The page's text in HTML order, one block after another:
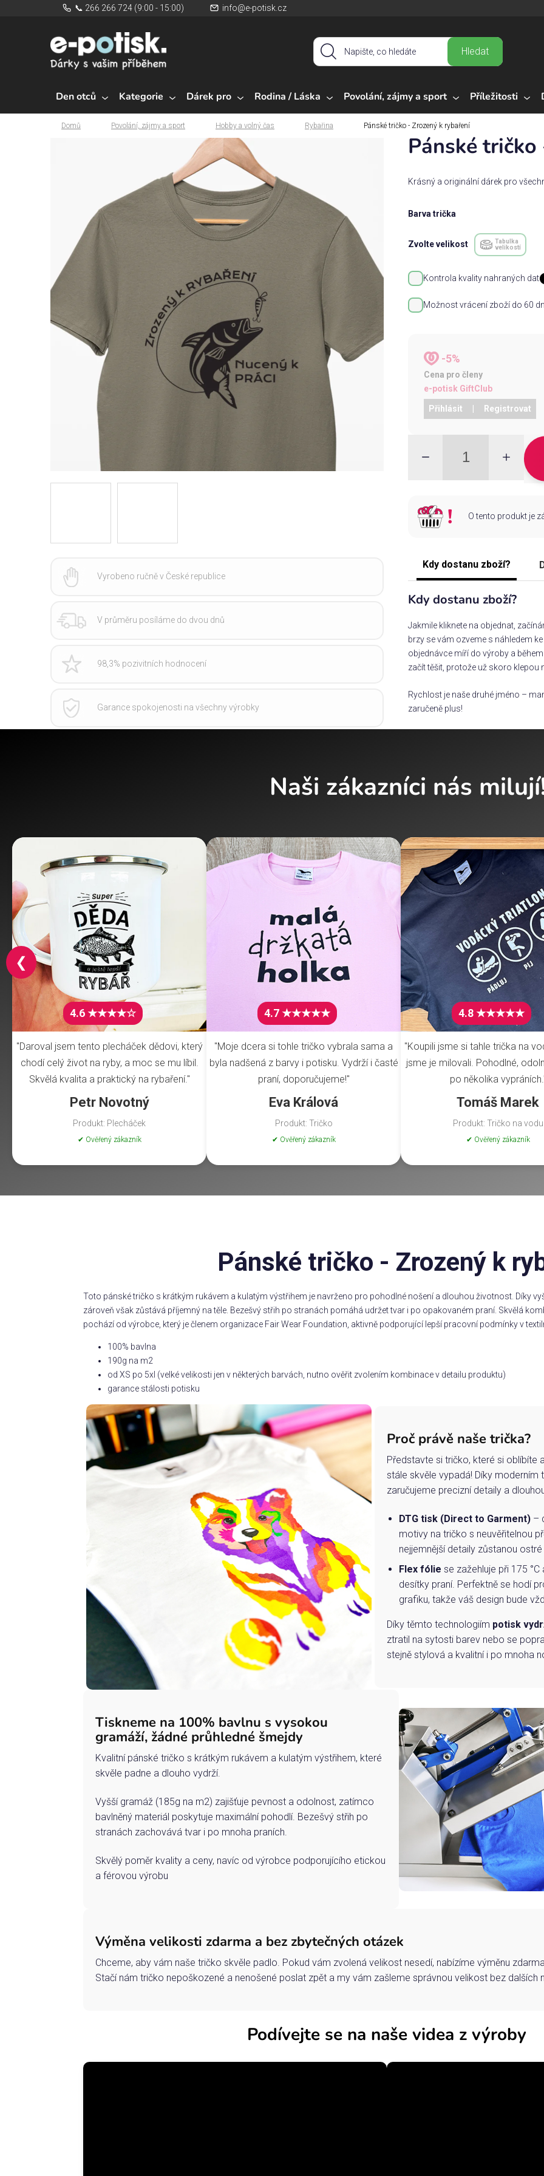
📞 266 266 724 (9:00 - 15:00) info@e-potisk.cz
Hledat
Den otců Kategorie Dárek pro Rodina / Láska Povolání, zájmy a sport Příležitosti
Domů
Domů Povolání, zájmy a sport Hobby a volný čas Rybařina Pánské tričko - Zrozený k rybaření
Pánské
Krásný a originální dárek pro
Barva trička
Zvolte velikost
Tabulka
velikostí
Kontrola kvality nahraných dat
Možnost vrácení zboží do 60
-5%
Cena pro členy
e-potisk GiftClub
Přihlásit Registrovat
O tento produkt je
Kdy dostanu zboží?
Kdy dostanu zboží?
Jakmile kliknete na objednat,
brzy se vám ozveme s náhledem
objednávce míří do výroby a
začít těšit, protože už skoro klepou
Rychlost je naše druhé jméno –
zaručeně plus!
Vyrobeno ručně v České republice
V průměru posíláme do dvou dnů
98,3% pozivitních hodnocení
Garance spokojenosti na všechny výrobky
Naši zákazníci nás
4.6 ★★★★☆
"Daroval jsem tento plecháček dědovi, který
chodí celý život na ryby, a moc se mu líbil.
Skvělá kvalita a praktický na rybaření."
Petr Novotný
Produkt: Plecháček
✔ Ověřený zákazník
4.7 ★★★★★
"Moje dcera si tohle tričko vybrala sama a
byla nadšená z barvy i potisku. Vydrží i časté
praní, doporučujeme!"
Eva Králová
Produkt: Tričko
✔ Ověřený zákazník
4.8 ★★★★★
"Koupili jsme si tahle trička na
jsme je milovali. Pohodlné,
po několika
Tomáš Marek
Produkt: Tričko na vodu
✔ Ověřený zákazník
❮
Pánské tričko - Zrozený k
Toto pánské tričko s krátkým rukávem a kulatým výstřihem je navrženo pro pohodlné nošení a dlouhou životnost. Díky
zároveň však zůstává příjemný na těle. Bezešvý střih po stranách pomáhá udržet tvar i po opakovaném praní. Skvělá
pochází od výrobce, který je členem organizace Fair Wear Foundation, aktivně podporující lepší pracovní podmínky v
100% bavlna
190g na m2
od XS po 5xl (velké velikosti jen v některých barvách, nutno ověřit zvolením kombinace v detailu produktu)
garance stálosti potisku
Proč právě naše trička?
Představte si tričko, které si oblíbíte
stále skvěle vypadá! Díky moderním
zaručujeme precizní detaily a
DTG tisk (Direct to Garment)–
motivy na tričko s neuvěřitelnou
nejjemnější detaily zůstanou
Flex fólie se zažehluje při 175
desítky praní. Perfektně se hodí
grafiku, takže váš design bude
Díky těmto technologiím potisk
ztratil na sytosti barev nebo se
stejně stylová a kvalitní i po mnoha
Tiskneme na 100% bavlnu s vysokou
gramáží, žádné průhledné šmejdy
Kvalitní pánské tričko s krátkým rukávem a kulatým výstřihem, které
skvěle padne a dlouho vydrží.
Vyšší gramáž (185g na m2) zajišťuje pevnost a odolnost, zatímco
bavlněný materiál poskytuje maximální pohodlí. Bezešvý střih po
stranách zachovává tvar i po mnoha praních.
Skvělý poměr kvality a ceny, navíc od výrobce podporujícího etickou
a férovou výrobu
Výměna velikosti zdarma a bez zbytečných otázek
Chceme, aby vám naše tričko skvěle padlo. Pokud vám zvolená velikost nesedí, nabízíme výměnu
Stačí nám tričko nepoškozené a nenošené poslat zpět a my vám zašleme správnou velikost bez dalších
Podívejte se na naše videa z výroby